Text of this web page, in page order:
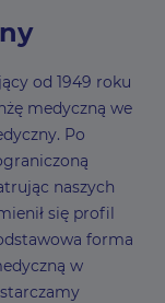
od 1949 roku
medyczną we
Po
naszych
się profil
forma
w